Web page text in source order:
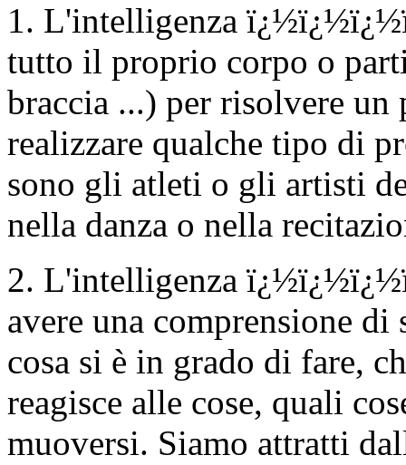
1. L'intelligenza
tutto il proprio corpo o
braccia ...) per risolvere un
realizzare qualche tipo di
sono gli atleti o gli artisti
nella danza o nella
2. L'intelligenza
avere una comprensione di
cosa si è in grado di fare,
reagisce alle cose, quali
muoversi. Siamo attratti